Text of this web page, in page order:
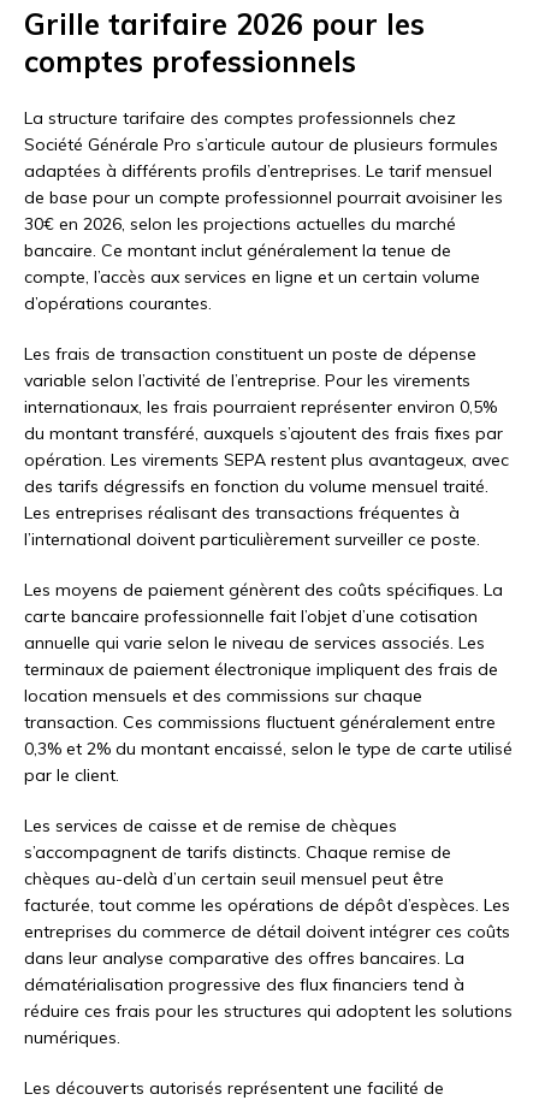
Grille tarifaire 2026 pour les
comptes professionnels
La structure tarifaire des comptes professionnels chez
Société Générale Pro s’articule autour de plusieurs formules
adaptées à différents profils d’entreprises. Le tarif mensuel
de base pour un compte professionnel pourrait avoisiner les
30€ en 2026, selon les projections actuelles du marché
bancaire. Ce montant inclut généralement la tenue de
compte, l’accès aux services en ligne et un certain volume
d’opérations courantes.
Les frais de transaction constituent un poste de dépense
variable selon l’activité de l’entreprise. Pour les virements
internationaux, les frais pourraient représenter environ 0,5%
du montant transféré, auxquels s’ajoutent des frais fixes par
opération. Les virements SEPA restent plus avantageux, avec
des tarifs dégressifs en fonction du volume mensuel traité.
Les entreprises réalisant des transactions fréquentes à
l’international doivent particulièrement surveiller ce poste.
Les moyens de paiement génèrent des coûts spécifiques. La
carte bancaire professionnelle fait l’objet d’une cotisation
annuelle qui varie selon le niveau de services associés. Les
terminaux de paiement électronique impliquent des frais de
location mensuels et des commissions sur chaque
transaction. Ces commissions fluctuent généralement entre
0,3% et 2% du montant encaissé, selon le type de carte utilisé
par le client.
Les services de caisse et de remise de chèques
s’accompagnent de tarifs distincts. Chaque remise de
chèques au-delà d’un certain seuil mensuel peut être
facturée, tout comme les opérations de dépôt d’espèces. Les
entreprises du commerce de détail doivent intégrer ces coûts
dans leur analyse comparative des offres bancaires. La
dématérialisation progressive des flux financiers tend à
réduire ces frais pour les structures qui adoptent les solutions
numériques.
Les découverts autorisés représentent une facilité de